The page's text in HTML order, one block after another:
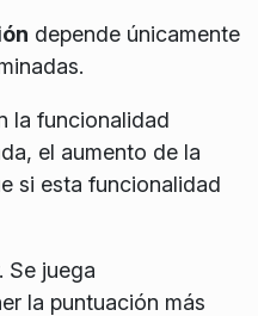
depende únicamente
la funcionalidad
el aumento de la
si esta funcionalidad
Se juega
la puntuación más